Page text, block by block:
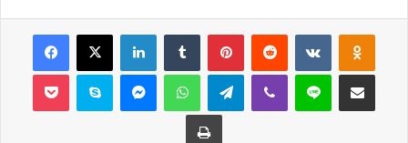
Facebook
X LinkedInTumblr PinterestReddit VKontakte
Pocket Skype MessengerWhatsAppTelegramViber Line E-Posta ile
Yazdır